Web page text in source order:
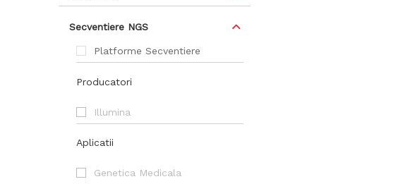
Secventiere NGS
Platforme Secventiere
Producatori
Illumina
Aplicatii
Genetica Medicala